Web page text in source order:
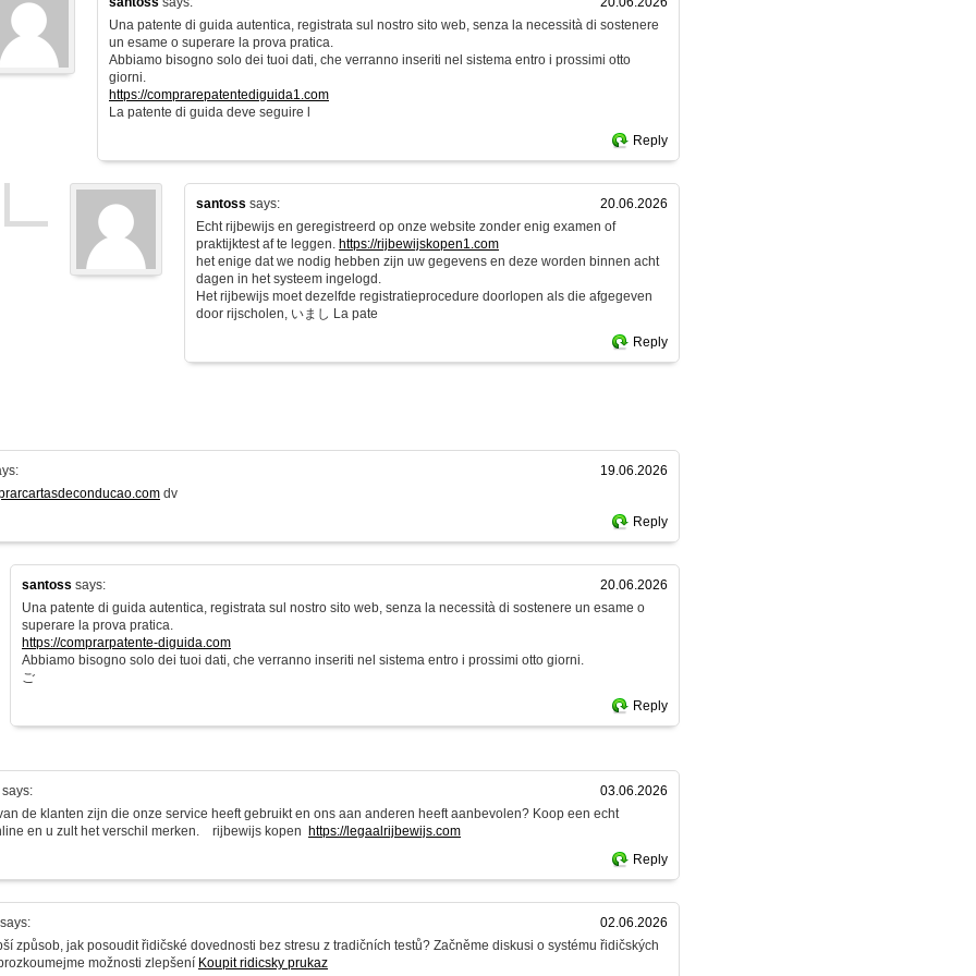
Una patente di guida autentica, registrata sul nostro sito web, senza la necessità di sostenere
un esame o superare la prova pratica.
Abbiamo bisogno solo dei tuoi dati, che verranno inseriti nel sistema entro i prossimi otto
giorni.
https://comprarepatentediguida1.com
La patente di guida deve seguire l
Reply
santoss says:
20.06.2026
Echt rijbewijs en geregistreerd op onze website zonder enig examen of
praktijktest af te leggen. https://rijbewijskopen1.com
het enige dat we nodig hebben zijn uw gegevens en deze worden binnen acht
dagen in het systeem ingelogd.
Het rijbewijs moet dezelfde registratieprocedure doorlopen als die afgegeven
door rijscholen, いまし La pate
Reply
19.06.2026
dv
Reply
santoss says:
20.06.2026
Una patente di guida autentica, registrata sul nostro sito web, senza la necessità di sostenere un esame o
superare la prova pratica.
https://comprarpatente-diguida.com
Abbiamo bisogno solo dei tuoi dati, che verranno inseriti nel sistema entro i prossimi otto giorni.
ご
Reply
says:
03.06.2026
de klanten zijn die onze service heeft gebruikt en ons aan anderen heeft aanbevolen? Koop een echt
en u zult het verschil merken. rijbewijs kopen https://legaalrijbewijs.com
Reply
says:
02.06.2026
způsob, jak posoudit řidičské dovednosti bez stresu z tradičních testů? Začněme diskusi o systému řidičských
možnosti zlepšení Koupit ridicsky prukaz